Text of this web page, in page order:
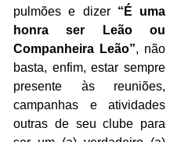
pulmões e dizer “É uma
honra ser Leão ou
Companheira Leão”, não
basta, enfim, estar sempre
presente às reuniões,
campanhas e atividades
outras de seu clube para